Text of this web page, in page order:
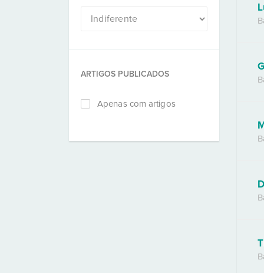
ARTIGOS PUBLICADOS
Apenas com artigos